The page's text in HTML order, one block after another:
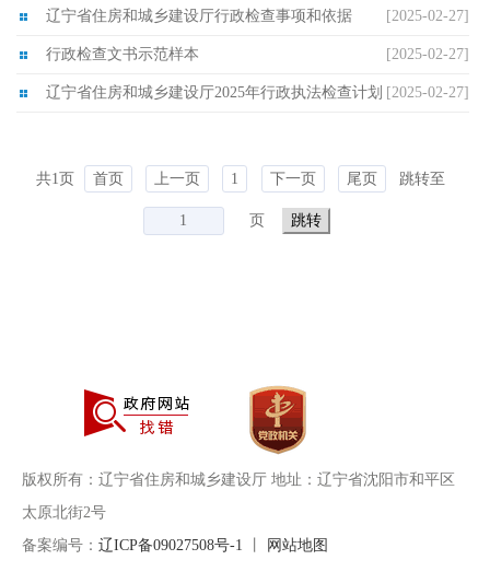
辽宁省住房和城乡建设厅行政检查事项和依据 [2025-02-27]
行政检查文书示范样本 [2025-02-27]
辽宁省住房和城乡建设厅2025年行政执法检查计划 [2025-02-27]
共1页 首页 上一页 1 下一页 尾页 跳转至
页
版权所有：辽宁省住房和城乡建设厅 地址：辽宁省沈阳市和平区
太原北街2号
备案编号： 辽ICP备09027508号-1 网站地图